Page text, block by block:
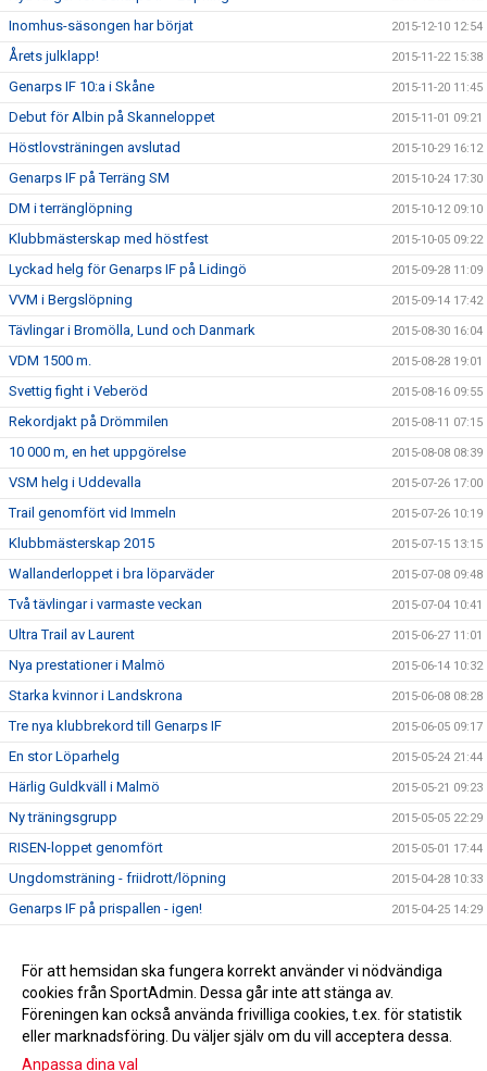
Inomhus-säsongen har börjat 2015-12-10 12:54
Årets julklapp! 2015-11-22 15:38
Genarps IF 10:a i Skåne 2015-11-20 11:45
Debut för Albin på Skanneloppet 2015-11-01 09:21
Höstlovsträningen avslutad 2015-10-29 16:12
Genarps IF på Terräng SM 2015-10-24 17:30
DM i terränglöpning 2015-10-12 09:10
Klubbmästerskap med höstfest 2015-10-05 09:22
Lyckad helg för Genarps IF på Lidingö 2015-09-28 11:09
VVM i Bergslöpning 2015-09-14 17:42
Tävlingar i Bromölla, Lund och Danmark 2015-08-30 16:04
VDM 1500 m. 2015-08-28 19:01
Svettig fight i Veberöd 2015-08-16 09:55
Rekordjakt på Drömmilen 2015-08-11 07:15
10 000 m, en het uppgörelse 2015-08-08 08:39
VSM helg i Uddevalla 2015-07-26 17:00
Trail genomfört vid Immeln 2015-07-26 10:19
Klubbmästerskap 2015 2015-07-15 13:15
Wallanderloppet i bra löparväder 2015-07-08 09:48
Två tävlingar i varmaste veckan 2015-07-04 10:41
Ultra Trail av Laurent 2015-06-27 11:01
Nya prestationer i Malmö 2015-06-14 10:32
Starka kvinnor i Landskrona 2015-06-08 08:28
Tre nya klubbrekord till Genarps IF 2015-06-05 09:17
En stor Löparhelg 2015-05-24 21:44
Härlig Guldkväll i Malmö 2015-05-21 09:23
Ny träningsgrupp 2015-05-05 22:29
RISEN-loppet genomfört 2015-05-01 17:44
Ungdomsträning - friidrott/löpning 2015-04-28 10:33
Genarps IF på prispallen - igen! 2015-04-25 14:29
Det haglade i Ystad! 2015-04-12 15:54
Extra träning! 2015-04-06 11:40
För att hemsidan ska fungera korrekt använder vi nödvändiga
cookies från SportAdmin. Dessa går inte att stänga av.
Föreningen kan också använda frivilliga cookies, t.ex. för statistik
eller marknadsföring. Du väljer själv om du vill acceptera dessa.
Anpassa dina val